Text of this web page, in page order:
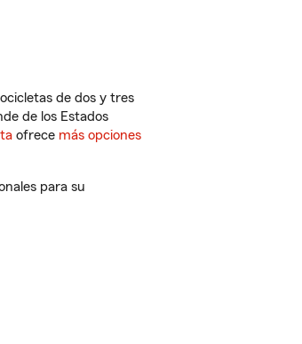
de dos y tres
de los Estados
ofrece más opciones
para su